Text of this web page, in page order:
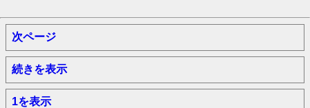
次ページ
続きを表示
1を表示